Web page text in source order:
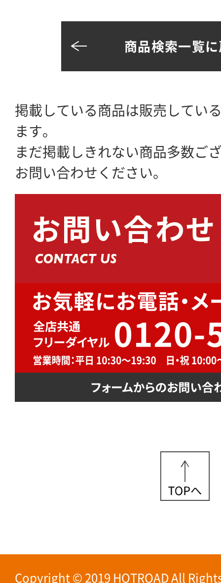
商品検索一覧
掲載している商品は販売してい
ます。
まだ掲載しきれない商品多数ご
お問い合わせください。
Copyright © 2019 HOTROAD All